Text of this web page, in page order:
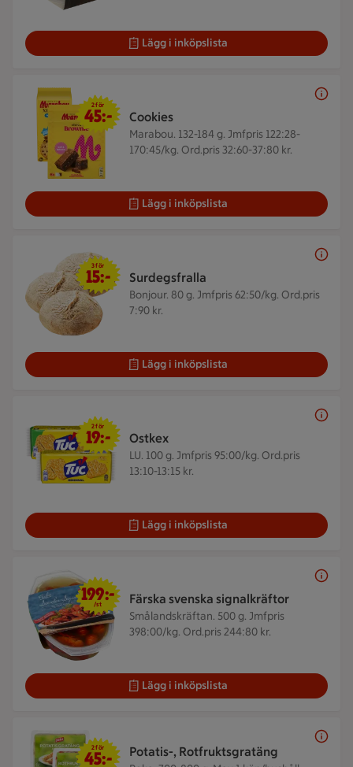
Lägg i inköpslista
Cookies
Marabou. 132-184 g. Jmfpris 122:28-
170:45/kg. Ord.pris 32:60-37:80 kr.
2 för 45 kr
2 för
45:-
Lägg i inköpslista
Surdegsfralla
Bonjour. 80 g. Jmfpris 62:50/kg. Ord.pris
7:90 kr.
3 för 15 kr
3 för
15:-
Lägg i inköpslista
Ostkex
LU. 100 g. Jmfpris 95:00/kg. Ord.pris
13:10-13:15 kr.
2 för 19 kr
2 för
19:-
Lägg i inköpslista
Färska svenska signalkräftor
Smålandskräftan. 500 g. Jmfpris
398:00/kg. Ord.pris 244:80 kr.
199 kr/st
199:-
/st
Lägg i inköpslista
Potatis-, Rotfruktsgratäng
2 för 45 kr
2 för
45:-